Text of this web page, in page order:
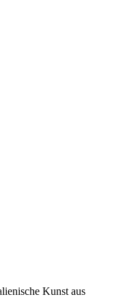
Kunst aus